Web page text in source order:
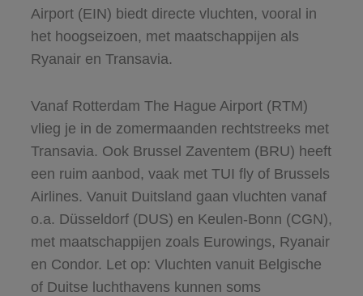
Airport (EIN) biedt directe vluchten, vooral in
het hoogseizoen, met maatschappijen als
Ryanair en Transavia.
Vanaf Rotterdam The Hague Airport (RTM)
vlieg je in de zomermaanden rechtstreeks met
Transavia. Ook Brussel Zaventem (BRU) heeft
een ruim aanbod, vaak met TUI fly of Brussels
Airlines. Vanuit Duitsland gaan vluchten vanaf
o.a. Düsseldorf (DUS) en Keulen-Bonn (CGN),
met maatschappijen zoals Eurowings, Ryanair
en Condor. Let op: Vluchten vanuit Belgische
of Duitse luchthavens kunnen soms